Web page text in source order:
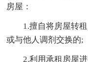
房屋：
1.擅自将房屋转
或与他人调剂交换的;
2.利用承租房屋